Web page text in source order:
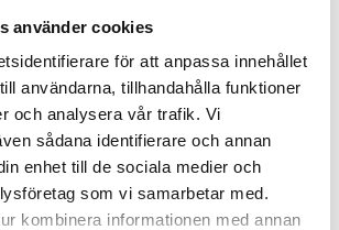
använder cookies
för att anpassa innehållet
användarna, tillhandahålla funktioner
och analysera vår trafik. Vi
sådana identifierare och annan
enhet till de sociala medier och
som vi samarbetar med.
kombinera informationen med annan
CORE
snöskoter levererar utmärkt
prestanda för vinteräventyr, tack vare